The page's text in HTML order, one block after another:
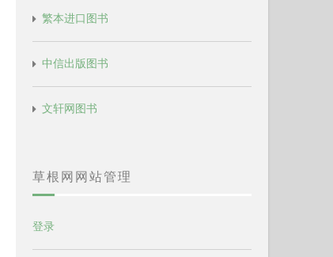
繁本进口图书
中信出版图书
文轩网图书
草根网网站管理
登录